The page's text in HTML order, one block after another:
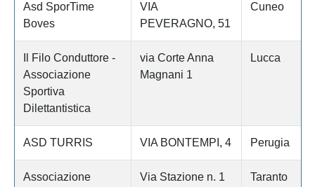
Asd SporTime
Boves
VIA
PEVERAGNO, 51
Cuneo
Il Filo Conduttore -
Associazione
Sportiva
Dilettantistica
via Corte Anna
Magnani 1
Lucca
ASD TURRIS VIA BONTEMPI, 4 Perugia
Associazione
Via Stazione n. 1 Taranto